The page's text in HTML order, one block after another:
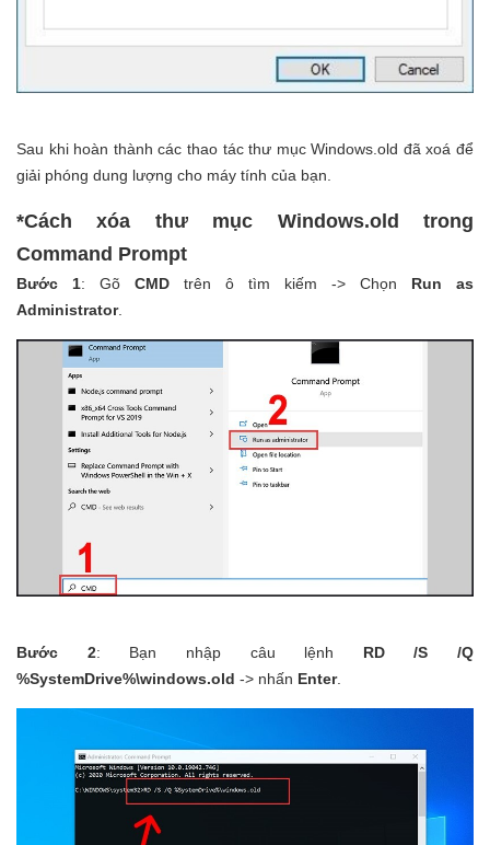
Sau khi hoàn thành các thao tác thư mục Windows.old đã xoá để
giải phóng dung lượng cho máy tính của bạn.
*Cách xóa thư mục Windows.old trong
Command Prompt
Bước 1: Gõ CMD trên ô tìm kiếm -> Chọn Run as
Administrator.
Bước 2: Bạn nhập câu lệnh RD /S /Q
%SystemDrive%\windows.old -> nhấn Enter.